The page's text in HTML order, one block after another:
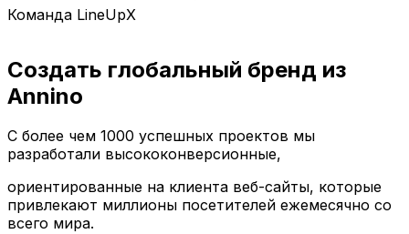
Команда LineUpX
Создать глобальный бренд из
Annino
С более чем 1000 успешных проектов мы
разработали высококонверсионные,
ориентированные на клиента веб-сайты, которые
привлекают миллионы посетителей ежемесячно со
всего мира.